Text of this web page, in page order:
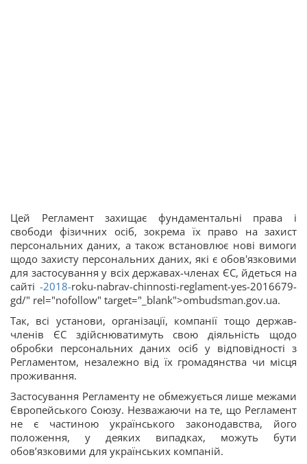
Цей Регламент захищає фундаментальні права і
свободи фізичних осіб, зокрема їх право на захист
персональних даних, а також встановлює нові вимоги
щодо захисту персональних даних, які є обов'язковими
для застосування у всіх державах-членах ЄС, йдеться на
сайті -2018-roku-nabrav-chinnosti-reglament-yes-2016679-
gd/" rel="nofollow" target="_blank">ombudsman.gov.ua.
Так, всі установи, організації, компанії тощо держав-
членів ЄС здійснюватимуть свою діяльність щодо
обробки персональних даних осіб у відповідності з
Регламентом, незалежно від їх громадянства чи місця
проживання.
Застосування Регламенту не обмежується лише межами
Європейського Союзу. Незважаючи на те, що Регламент
не є частиною українського законодавства, його
положення, у деяких випадках, можуть бути
обов’язковими для українських компаній.